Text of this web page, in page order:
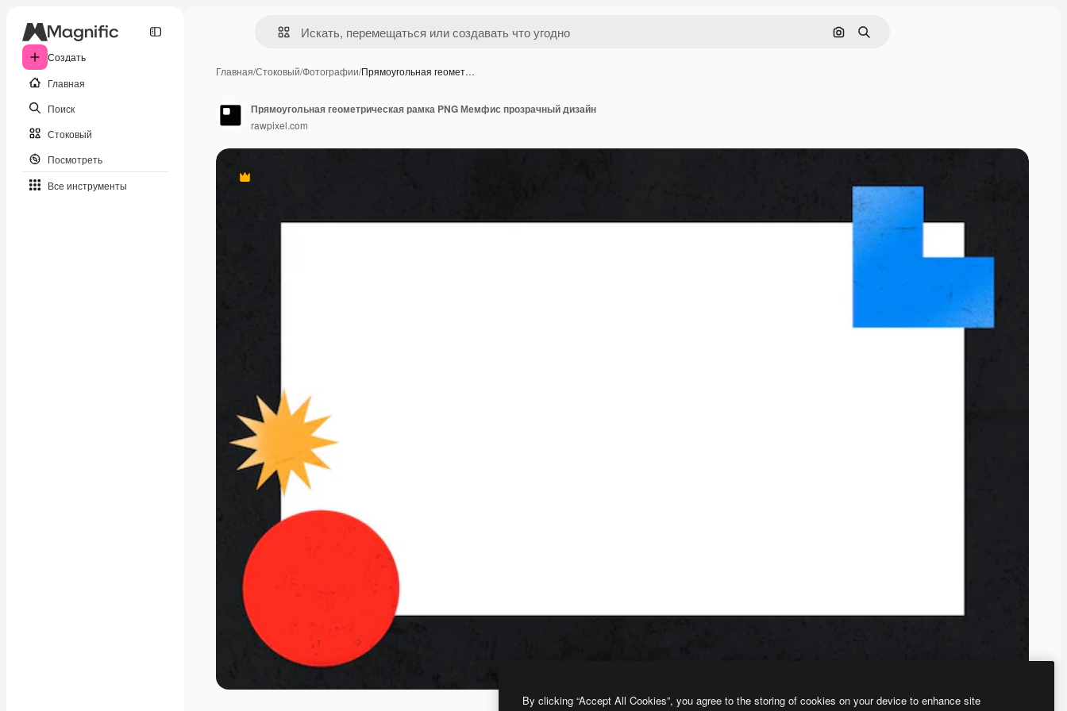
Создать
Главная
Поиск
Стоковый
Посмотреть
Все инструменты
Поиск по изображению
Поиск
Главная/Стоковый/Фотографии/Прямоугольная геомет…
Премиум
Прямоугольная геометрическая рамка PNG Мемфис прозрачный дизайн
rawpixel.com
By clicking “Accept All Cookies”, you agree to the storing of cookies on your device to enhance site